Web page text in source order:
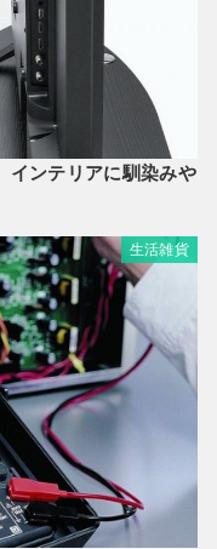
インテリアに馴染みや
生活雑貨